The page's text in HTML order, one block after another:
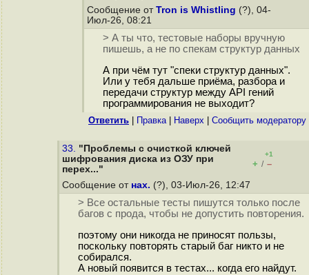
Сообщение от Tron is Whistling (?), 04-
Июл-26, 08:21
> А ты что, тестовые наборы вручную
пишешь, а не по спекам структур данных
А при чём тут "спеки структур данных".
Или у тебя дальше приёма, разбора и
передачи структур между API гений
программирования не выходит?
Ответить Правка| Наверх Cообщить модератору
33. "Проблемы с очисткой ключей
шифрования диска из ОЗУ при
перех..."
+1
+ / –
Сообщение от нах. (?), 03-Июл-26, 12:47
> Все остальные тесты пишутся только после
багов с прода, чтобы не допустить повторения.
поэтому они никогда не приносят пользы,
поскольку повторять старый баг никто и не
собирался.
А новый появится в тестах... когда его найдут.